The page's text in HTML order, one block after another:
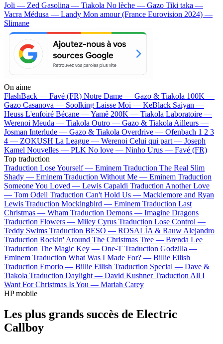
Joli — Zed Gasolina — Tiakola No lèche — Gazo Tiki taka —
Vacra Médusa — Landy Mon amour (France Eurovision 2024) —
Slimane
On aime
FlashBack — Favé (FR) Notre Dame — Gazo & Tiakola 100K —
Gazo Casanova — Soolking Laisse Moi — KeBlack Saiyan —
Heuss L'enfoiré Bécane —Yamê 200K — Tiakola Laboratoire —
Werenoi Meuda — Tiakola Outro — Gazo & Tiakola Ailleurs —
Josman Interlude — Gazo & Tiakola Overdrive — Ofenbach 1 2 3
4 — ZOKUSH La League — Werenoi Celui qui part — Joseph
Kamel Nouvelles — PLK No love — Ninho Urus — Favé (FR)
Top traduction
Traduction Lose Yourself — Eminem Traduction The Real Slim
Shady — Eminem Traduction Without Me — Eminem Traduction
Someone You Loved — Lewis Capaldi Traduction Another Love
— Tom Odell Traduction Can't Hold Us — Macklemore and Ryan
Lewis Traduction Mockingbird — Eminem Traduction Last
Christmas — Wham Traduction Demons — Imagine Dragons
Traduction Flowers — Miley Cyrus Traduction Lose Control —
Teddy Swims Traduction BESO — ROSALÍA & Rauw Alejandro
Traduction Rockin' Around The Christmas Tree — Brenda Lee
Traduction The Magic Key — One-T Traduction Godzilla —
Eminem Traduction What Was I Made For? — Billie Eilish
Traduction Emorio — Billie Eilish Traduction Special — Dave &
Tiakola Traduction Daylight — David Kushner Traduction All I
Want For Christmas Is You — Mariah Carey
HP mobile
Les plus grands succès de Electric
Callboy